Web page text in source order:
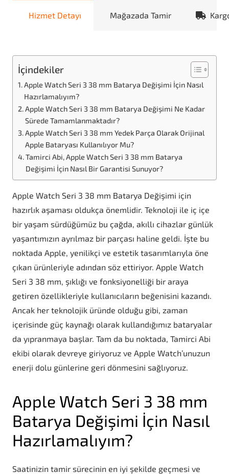
Hizmet Detayı Mağazada Tamir
İçindekiler
Apple Watch Seri 3 38 mm Batarya Değişimi İçin Nasıl
Hazırlamalıyım?
Apple Watch Seri 3 38 mm Batarya Değişimi Ne Kadar
Sürede Tamamlanmaktadır?
Apple Watch Seri 3 38 mm Yedek Parça Olarak Orijinal
Apple Bataryası Kullanılıyor Mu?
Tamirci Abi, Apple Watch Seri 3 38 mm Batarya
Değişimi İçin Nasıl Bir Garantisi Sunuyor?
Apple Watch Seri 3 38 mm Batarya Değişimi için
hazırlık aşaması oldukça önemlidir. Teknoloji ile iç içe
bir yaşam sürdüğümüz bu çağda, akıllı cihazlar günlük
yaşantımızın ayrılmaz bir parçası haline geldi. İşte bu
noktada Apple, yenilikçi ve estetik tasarımlarıyla öne
çıkan ürünleriyle adından söz ettiriyor. Apple Watch
Seri 3 38 mm, şıklığı ve fonksiyonelliği bir araya
getiren özellikleriyle kullanıcıların beğenisini kazandı.
Ancak her teknolojik üründe olduğu gibi, zaman
içerisinde güç kaynağı olarak kullandığımız bataryalar
da yıpranmaya başlar. Tam da bu noktada, Tamirci Abi
ekibi olarak devreye giriyoruz ve Apple Watch’unuzun
enerji dolu günlerine geri dönmesini sağlıyoruz.
Apple Watch Seri 3 38 mm
Batarya Değişimi İçin Nasıl
Hazırlamalıyım?
Saatinizin tamir sürecinin en iyi şekilde geçmesi ve